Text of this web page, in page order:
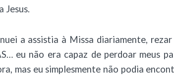
Jesus.
a assistia à Missa diariamente,
eu não era capaz de perdoar meus
mas eu simplesmente não podia